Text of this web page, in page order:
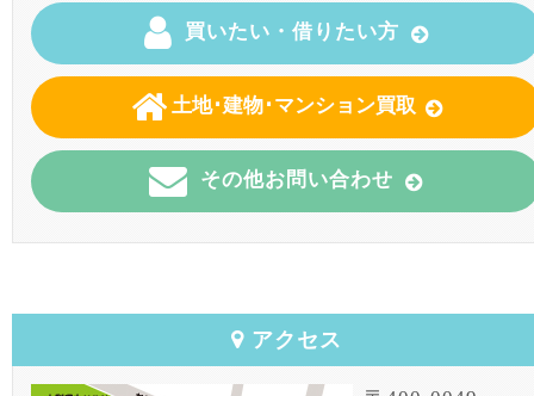
買いたい・借りたい方
土地･建物･マンション買取
その他お問い合わせ
アクセス